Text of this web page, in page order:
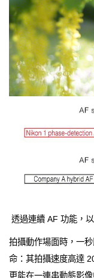
透過連續 AF 功能，
拍攝動作場面時，一
命：其拍攝速度高達
更能在一連串動態影